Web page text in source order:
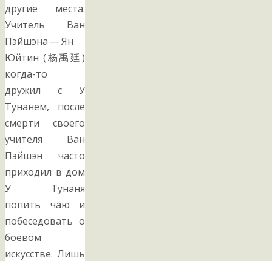
другие места.
Учитель Ван
Пэйшэна — Ян
Юйтин (杨禹廷)
когда-то
дружил с У
Тунанем, после
смерти своего
учителя Ван
Пэйшэн часто
приходил в дом
У Тунаня
попить чаю и
побеседовать о
боевом
искусстве. Лишь